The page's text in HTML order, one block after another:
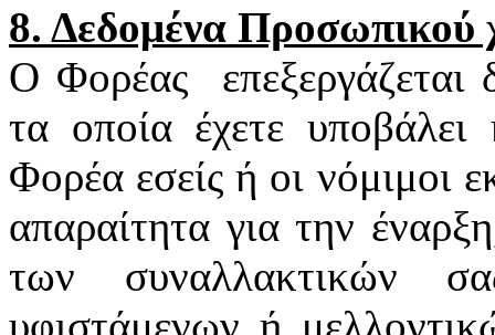
8. Δεδομένα Προσωπικού
Ο Φορέας
τα οποία έχετε
Φορέα εσείς ή οι νόμιμοι
απαραίτητα για την
των συναλλακτικών